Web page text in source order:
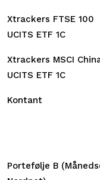
Xtrackers FTSE 100
UCITS ETF 1C
Xtrackers MSCI
UCITS ETF 1C
Kontant
Portefølje B